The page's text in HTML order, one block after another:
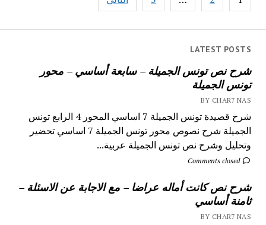
LATEST POSTS
شرح نص تونس الجميلة – سابعة أساسي – محور
تونس الجميلة
BY CHAR7 NAS
شرح قصيدة تونس الجميلة 7 اساسي المحور 4 الرابع تونس
الجميلة شرح نصوص محور تونس الجميلة 7 اساسي تحضير
وتحليل وشرح نص تونس الجميلة عربية...
Comments closed
شرح نص كانت أماله عراضا – مع الاجابة عن الاسئلة –
ثامنة أساسي
BY CHAR7 NAS
المقالات